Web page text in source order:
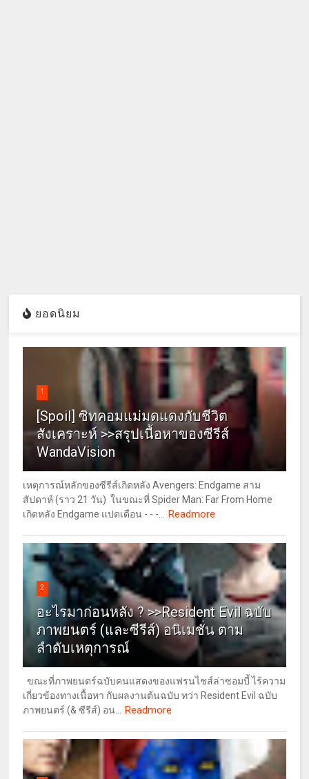
ยอดนิยม
1
[Spoil] ซิทคอมแม่มดแดงกับชีวิต
สังเคราะห์ >>สรุปเนื้อหาของซีรีส์
WandaVision
เหตุการณ์หลักของซีรีส์เกิดหลัง Avengers: Endgame สาม
สัปดาห์ (ราว 21 วัน) ในขณะที่ Spider Man: Far From Home
เกิดหลัง Endgame แปดเดือน - - -...
Readmore
2
อะไรมาก่อนหลัง ? >>Resident Evil ฉบับ
ภาพยนตร์ (และซีรีส์) อนิเมชั่น ตาม
ลำดับเหตุการณ์
ขณะที่ภาพยนตร์ฉบับคนแสดงของแฟรนไชส์ล่าซอมบี้ ไร้ความ
เกี่ยวข้องทางเนื้อหา กับผลงานต้นฉบับ ทว่า Resident Evil ฉบับ
ภาพยนตร์ (& ซีรีส์) อน...
Readmore